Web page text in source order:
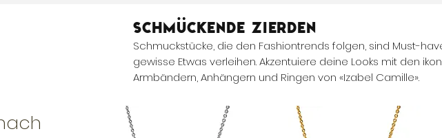
schmückende Zierden
Schmuckstücke, die den Fashiontrends folgen, sind Must-
gewisse Etwas verleihen. Akzentuiere deine Looks mit den
Armbändern, Anhängern und Ringen von «Izabel Camille».